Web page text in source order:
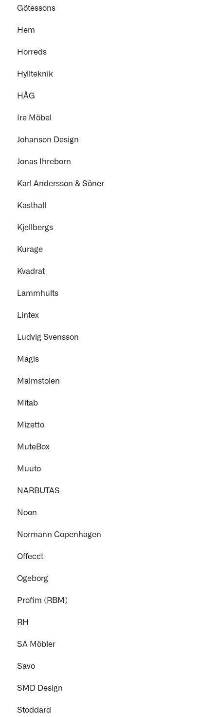
Götessons
Hem
Horreds
Hyllteknik
HÅG
Ire Möbel
Johanson Design
Jonas Ihreborn
Karl Andersson & Söner
Kasthall
Kjellbergs
Kurage
Kvadrat
Lammhults
Lintex
Ludvig Svensson
Magis
Malmstolen
Mitab
Mizetto
MuteBox
Muuto
NARBUTAS
Noon
Normann Copenhagen
Offecct
Ogeborg
Profim (RBM)
RH
SA Möbler
Savo
SMD Design
Stoddard